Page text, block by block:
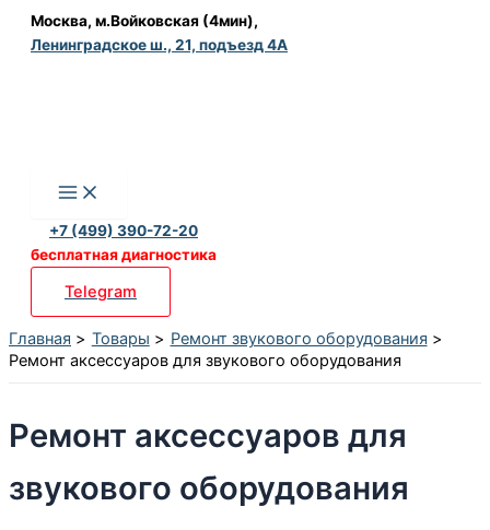
Перейти
Москва, м.Войковская (4мин),
Ленинградское ш., 21, подъезд 4А
+7 (499) 390-72-20
бесплатная диагностика
Telegram
Главная Товары
Ремонт звукового оборудования
Ремонт аксессуаров для звукового оборудования
Ремонт аксессуаров для
звукового оборудования